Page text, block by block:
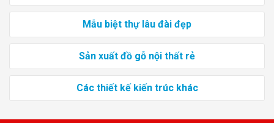
Mẫu biệt thự lâu đài đẹp
Sản xuất đồ gỗ nội thất rẻ
Các thiết kế kiến trúc khác